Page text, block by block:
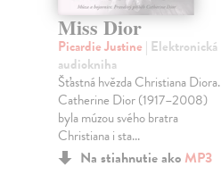
Miss Dior
Picardie Justine | Elektronická
audiokniha
Šťastná hvězda Christiana Diora.
Catherine Dior (1917–2008)
byla múzou svého bratra
Christiana i sta...
Na stiahnutie ako MP3